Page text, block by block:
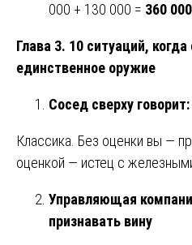
000 + 130 000 = 360
Глава 3. 10 ситуаций,
единственное оружие
Сосед сверху
Классика. Без оценки вы —
оценкой — истец с
Управляющая
признавать вину